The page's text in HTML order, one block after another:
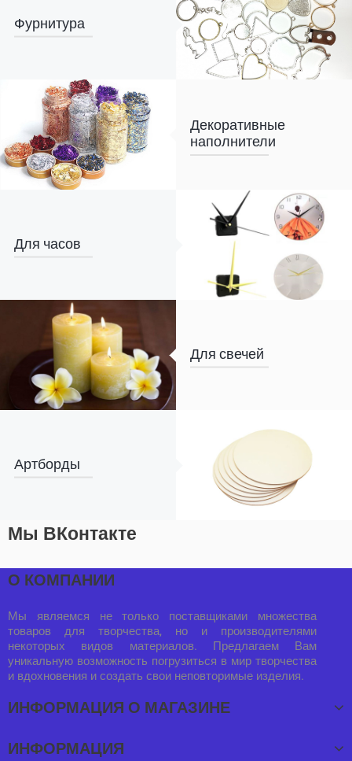
Фурнитура
Декоративные
наполнители
Для часов
Для свечей
Артборды
Мы ВКонтакте
О КОМПАНИИ
Мы являемся не только поставщиками множества
товаров для творчества, но и производителями
некоторых видов материалов. Предлагаем Вам
уникальную возможность погрузиться в мир творчества
и вдохновения и создать свои неповторимые изделия.
ИНФОРМАЦИЯ О МАГАЗИНЕ
ИНФОРМАЦИЯ